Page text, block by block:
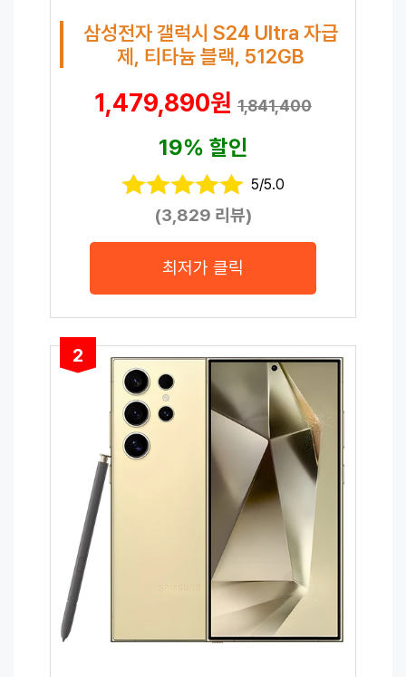
삼성전자 갤럭시 S24 Ultra 자급
제, 티타늄 블랙, 512GB
1,479,890원 1,841,400
19% 할인
5/5.0
(3,829 리뷰)
최저가 클릭
2